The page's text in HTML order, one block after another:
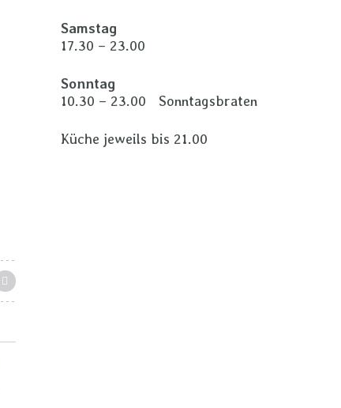
Samstag
17.30 – 23.00
Sonntag
10.30 – 23.00 Sonntagsbraten
Küche jeweils bis 21.00